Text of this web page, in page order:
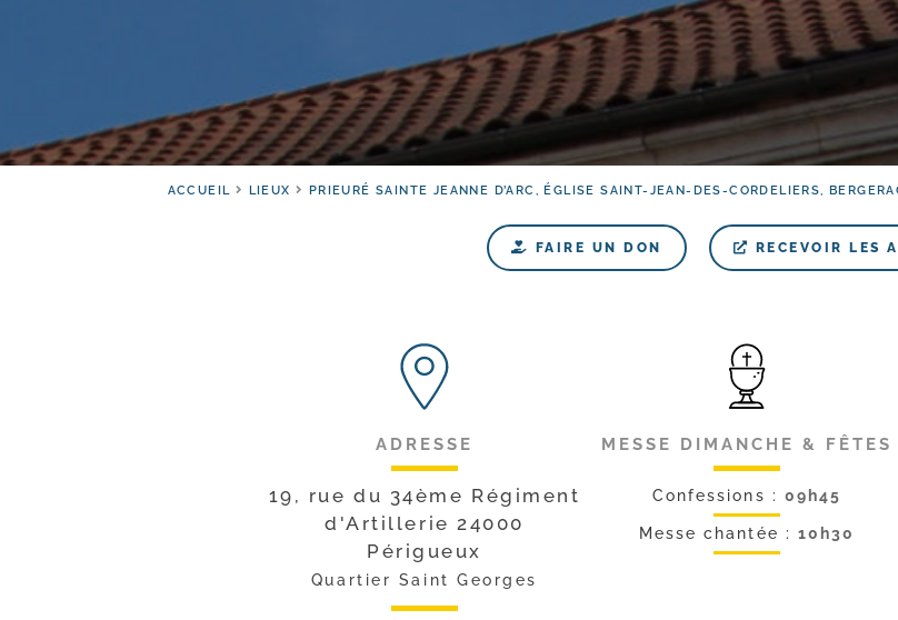
ACCUEIL LIEUX PRIEURÉ SAINTE JEANNE D’ARC, ÉGLISE SAINT-JEAN-DES-CORDELIERS,
FAIRE UN DON RECEVOIR LES
ADRESSE
19, rue du 34ème Régiment
d'Artillerie 24000
Périgueux
Quartier Saint Georges
MESSE DIMANCHE & FÊTES
Confessions : 09h45
Messe chantée : 10h30